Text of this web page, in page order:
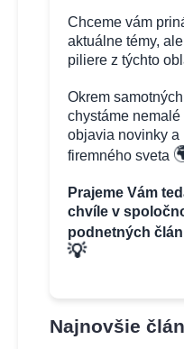
Chceme vám
aktuálne témy,
piliere z týchto
Okrem
chystáme
objavia novinky a
firemného sveta
Prajeme Vám
chvíle v
podnetných
💡
Najnovšie